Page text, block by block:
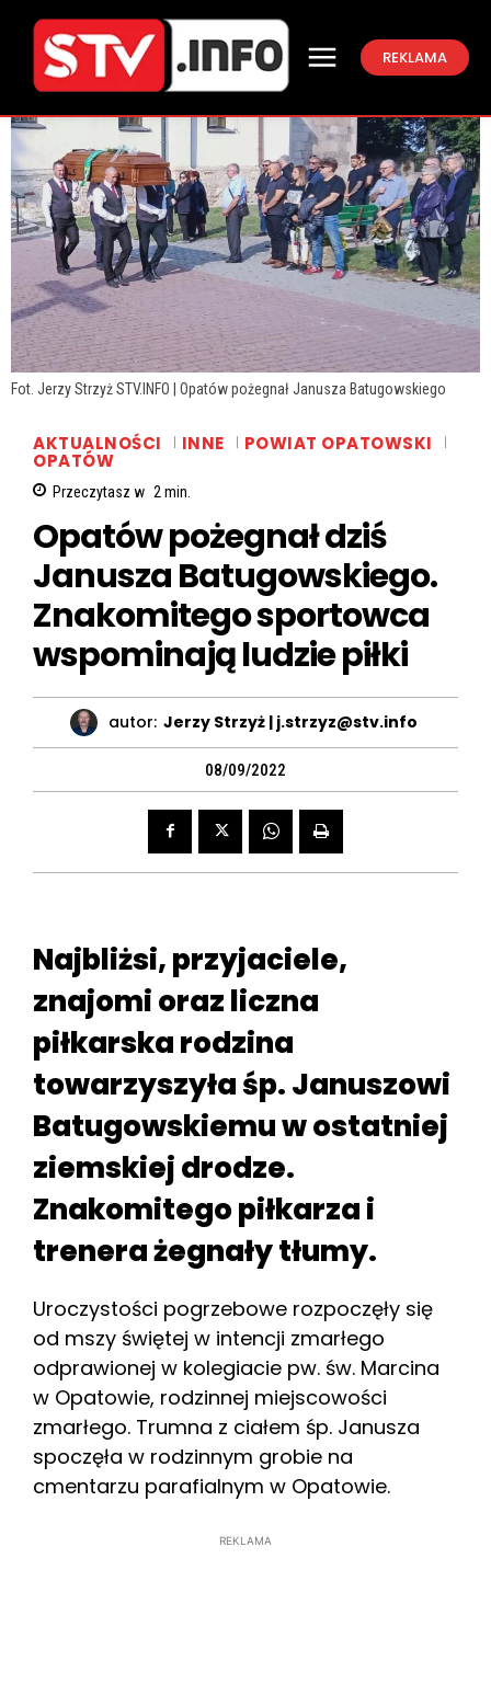
REKLAMA
Fot. Jerzy Strzyż STV.INFO | Opatów pożegnał Janusza Batugowskiego
AKTUALNOŚCI INNE POWIAT OPATOWSKI
OPATÓW
Przeczytasz w 2 min.
Opatów pożegnał dziś
Janusza Batugowskiego.
Znakomitego sportowca
wspominają ludzie piłki
autor: Jerzy Strzyż | j.strzyz@stv.info
08/09/2022
Najbliżsi, przyjaciele,
znajomi oraz liczna
piłkarska rodzina
towarzyszyła śp. Januszowi
Batugowskiemu w ostatniej
ziemskiej drodze.
Znakomitego piłkarza i
trenera żegnały tłumy.
Uroczystości pogrzebowe rozpoczęły się
od mszy świętej w intencji zmarłego
odprawionej w kolegiacie pw. św. Marcina
w Opatowie, rodzinnej miejscowości
zmarłego. Trumna z ciałem śp. Janusza
spoczęła w rodzinnym grobie na
cmentarzu parafialnym w Opatowie.
REKLAMA